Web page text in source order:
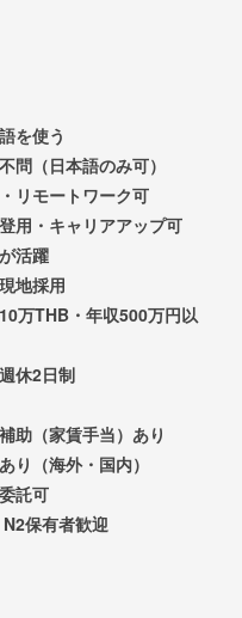
を使う
問（日本語のみ可）
リモートワーク可
用・キャリアアップ可
活躍
地採用
万THB・年収500万円以
休2日制
助（家賃手当）あり
り（海外・国内）
託可
保有者歓迎